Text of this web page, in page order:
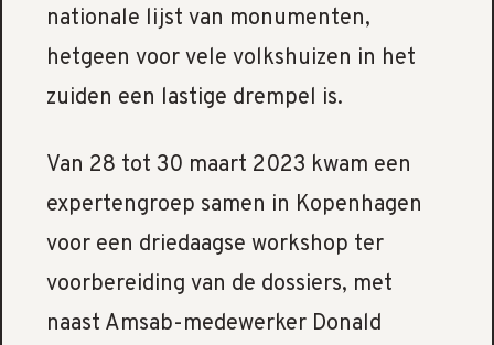
nationale lijst van monumenten,
hetgeen voor vele volkshuizen in het
zuiden een lastige drempel is.
Van 28 tot 30 maart 2023 kwam een
expertengroep samen in Kopenhagen
voor een driedaagse workshop ter
voorbereiding van de dossiers, met
naast Amsab-medewerker Donald